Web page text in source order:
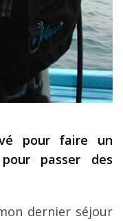
pour faire un
passer des
dernier séjour